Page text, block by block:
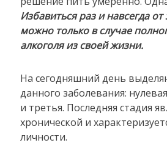
Избавиться раз и навсегда
можно только в случае
алкоголя из своей жизни.
На сегодняшний день
данного заболевания:
и третья. Последняя стадия
хронической и
личности.